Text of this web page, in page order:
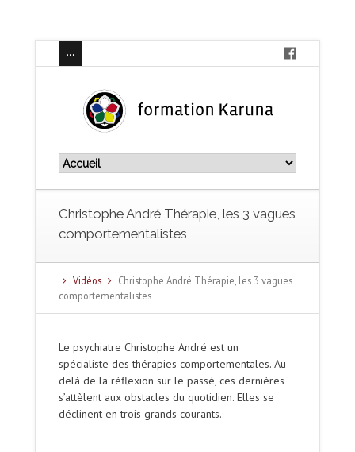
Christophe André Thérapie, les 3 vagues
comportementalistes
Vidéos
Christophe André Thérapie, les 3 vagues
comportementalistes
Le psychiatre Christophe André est un
spécialiste des thérapies comportementales. Au
delà de la réflexion sur le passé, ces dernières
s’attèlent aux obstacles du quotidien. Elles se
déclinent en trois grands courants.